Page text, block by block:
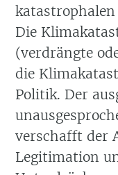
Die
(verdrängte
die
Politik. Der
verschafft der
Legitimation